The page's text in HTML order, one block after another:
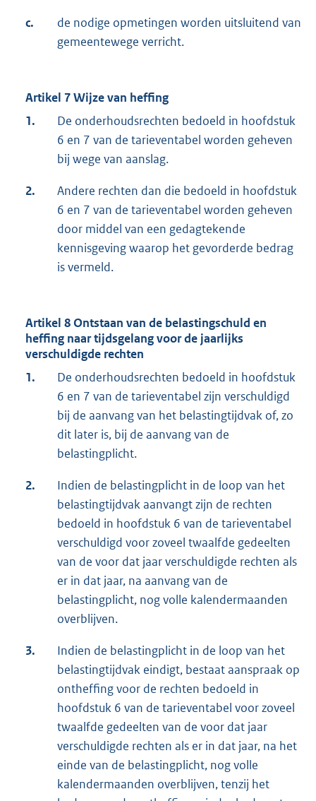
c.
de nodige opmetingen worden uitsluitend van
gemeentewege verricht.
Artikel 7 Wijze van heffing
1.
De onderhoudsrechten bedoeld in hoofdstuk
6 en 7 van de tarieventabel worden geheven
bij wege van aanslag.
2.
Andere rechten dan die bedoeld in hoofdstuk
6 en 7 van de tarieventabel worden geheven
door middel van een gedagtekende
kennisgeving waarop het gevorderde bedrag
is vermeld.
Artikel 8 Ontstaan van de belastingschuld en
heffing naar tijdsgelang voor de jaarlijks
verschuldigde rechten
1.
De onderhoudsrechten bedoeld in hoofdstuk
6 en 7 van de tarieventabel zijn verschuldigd
bij de aanvang van het belastingtijdvak of, zo
dit later is, bij de aanvang van de
belastingplicht.
2.
Indien de belastingplicht in de loop van het
belastingtijdvak aanvangt zijn de rechten
bedoeld in hoofdstuk 6 van de tarieventabel
verschuldigd voor zoveel twaalfde gedeelten
van de voor dat jaar verschuldigde rechten als
er in dat jaar, na aanvang van de
belastingplicht, nog volle kalendermaanden
overblijven.
3.
Indien de belastingplicht in de loop van het
belastingtijdvak eindigt, bestaat aanspraak op
ontheffing voor de rechten bedoeld in
hoofdstuk 6 van de tarieventabel voor zoveel
twaalfde gedeelten van de voor dat jaar
verschuldigde rechten als er in dat jaar, na het
einde van de belastingplicht, nog volle
kalendermaanden overblijven, tenzij het